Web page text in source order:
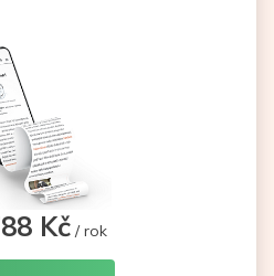
Kč / rok